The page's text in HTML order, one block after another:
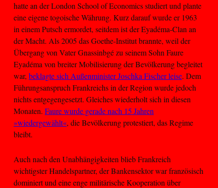
hatte an der London School of Economics studiert und plante
eine eigene togoische Währung. Kurz darauf wurde er 1963
in einem Putsch ermordet, seitdem ist der Eyadéma-Clan an
der Macht. Als 2005 das Goethe-Institut brannte, weil der
Übergang von Vater Gnassinbgé zu seinem Sohn Faure
Eyadéma von breiter Mobilisierung der Bevölkerung begleitet
war, beklagte sich Außenminister Joschka Fischer leise. Dem
Führungsanspruch Frankreichs in der Region wurde jedoch
nichts entgegengesetzt. Gleiches wiederholt sich in diesen
Monaten. Faure wurde gerade nach 15 Jahren
»wiedergewählt«, die Bevölkerung protestiert, das Regime
bleibt.
Auch nach den Unabhängigkeiten blieb Frankreich
wichtigster Handelspartner, der Bankensektor war französisch
dominiert und eine enge militärische Kooperation über